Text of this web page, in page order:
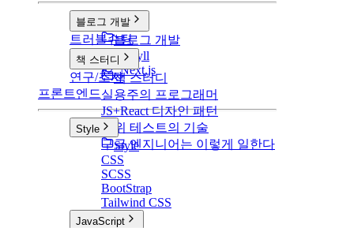
블로그 개발
블로그 개발
v1: Jekyll
v2: Next.js
트러블슈팅
책 스터디
책 스터디
실용주의 프로그래머
JS+React 디자인 패턴
단위 테스트의 기술
구글 엔지니어는 이렇게 일한다
연구/조사
프론트엔드
Style
Style
CSS
SCSS
BootStrap
Tailwind CSS
JavaScript